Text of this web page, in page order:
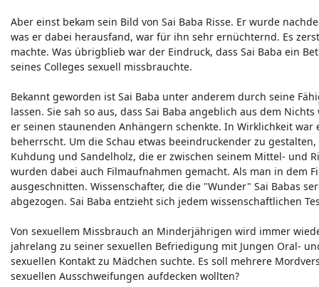
Aber einst bekam sein Bild von Sai Baba Risse. Er wurde
was er dabei herausfand, war für ihn sehr ernüchternd. Es
machte. Was übrigblieb war der Eindruck, dass Sai Baba ein
seines Colleges sexuell missbrauchte.
Bekannt geworden ist Sai Baba unter anderem durch seine
lassen. Sie sah so aus, dass Sai Baba angeblich aus dem
er seinen staunenden Anhängern schenkte. In Wirklichkeit
beherrscht. Um die Schau etwas beeindruckender zu
Kuhdung und Sandelholz, die er zwischen seinem Mittel- und
wurden dabei auch Filmaufnahmen gemacht. Als man in dem
ausgeschnitten. Wissenschafter, die die "Wunder" Sai Babas
abgezogen. Sai Baba entzieht sich jedem wissenschaftlichen
Von sexuellem Missbrauch an Minderjährigen wird immer
jahrelang zu seiner sexuellen Befriedigung mit Jungen Oral-
sexuellen Kontakt zu Mädchen suchte. Es soll mehrere
sexuellen Ausschweifungen aufdecken wollten?